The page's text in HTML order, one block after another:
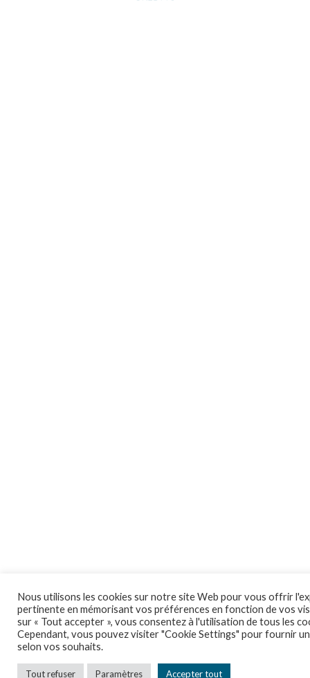
Nous utilisons les cookies sur notre site Web pour vous offrir
pertinente en mémorisant vos préférences en fonction de vos
sur « Tout accepter », vous consentez à l'utilisation de tous les
Cependant, vous pouvez visiter "Cookie Settings" pour fournir
selon vos souhaits.
Tout refuser Paramètres Accepter tout